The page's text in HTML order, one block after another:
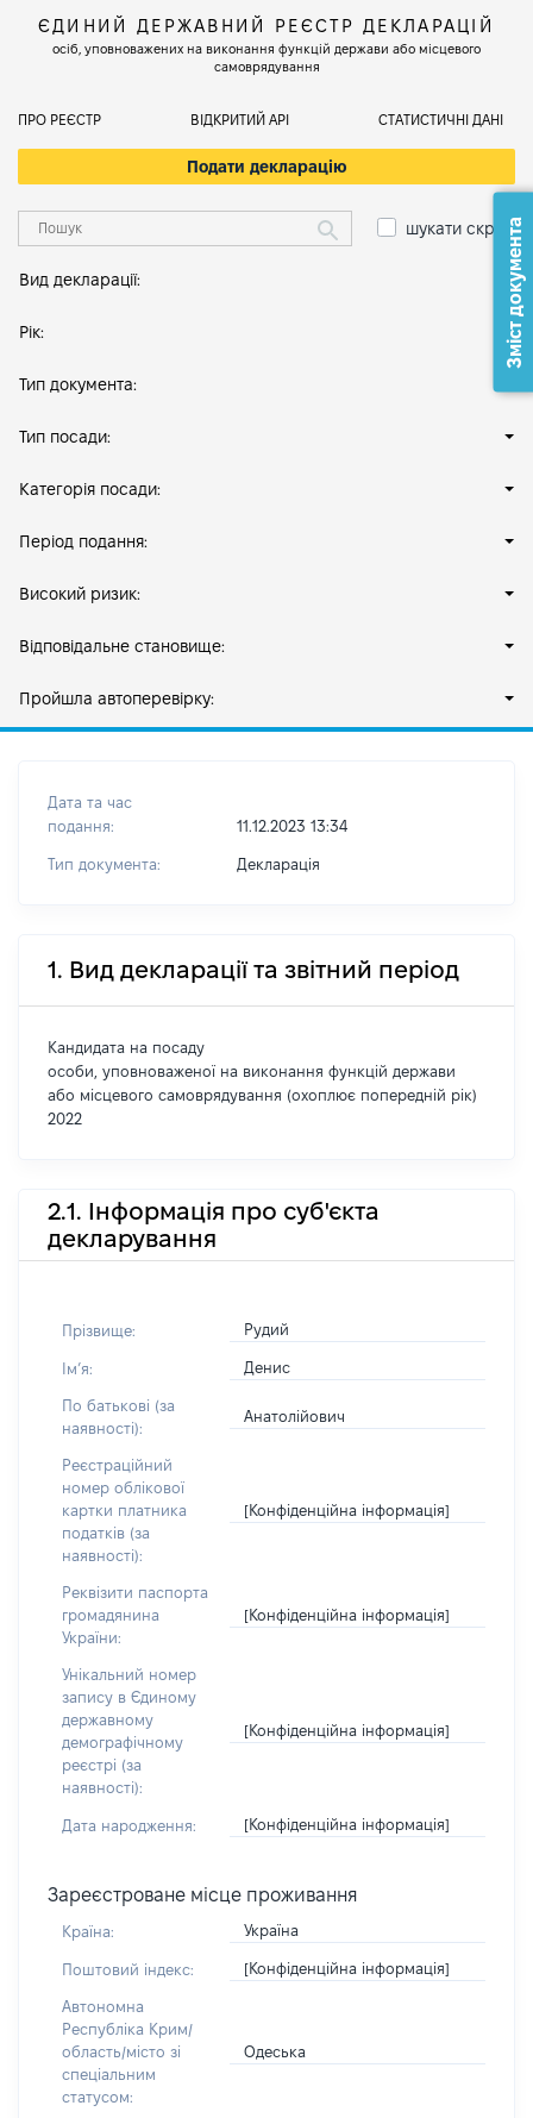
ЄДИНИЙ ДЕРЖАВНИЙ РЕЄСТР ДЕКЛАРАЦІЙ
осіб, уповноважених на виконання функцій держави або місцевого
самоврядування
ПРО РЕЄСТР ВІДКРИТИЙ АРІ СТАТИСТИЧНІ ДАНІ
Подати декларацію
шукати скрізь
Вид декларації:
Рік:
Тип документа:
Тип посади:
Категорія посади:
Період подання:
Високий ризик:
Відповідальне становище:
Пройшла автоперевірку:
Дата та час
подання:
11.12.2023 13:34
Тип документа: Декларація
1. Вид декларації та звітний період
Кандидата на посаду
особи, уповноваженої на виконання функцій держави
або місцевого самоврядування (охоплює попередній рік)
2022
2.1. Інформація про суб'єкта
декларування
Прізвище: Рудий
Імʼя: Денис
По батькові (за
наявності):
Анатолійович
Реєстраційний
номер облікової
картки платника
податків (за
наявності):
[Конфіденційна інформація]
Реквізити паспорта
громадянина
України:
[Конфіденційна інформація]
Унікальний номер
запису в Єдиному
державному
демографічному
реєстрі (за
наявності):
[Конфіденційна інформація]
Дата народження: [Конфіденційна інформація]
Зареєстроване місце проживання
Країна: Україна
Поштовий індекс: [Конфіденційна інформація]
Автономна
Республіка Крим/
область/місто зі
спеціальним
статусом:
Одеська
Зміст документа